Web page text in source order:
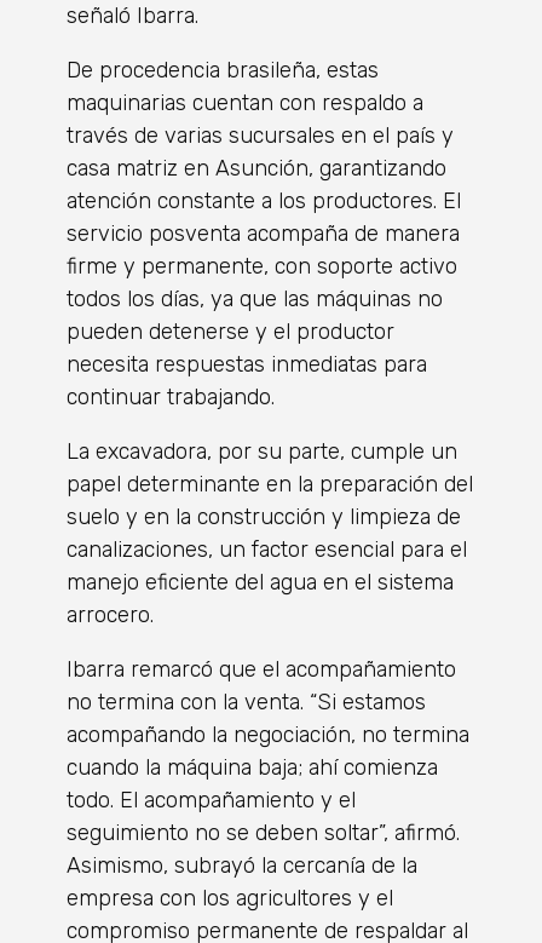
señaló Ibarra.
De procedencia brasileña, estas
maquinarias cuentan con respaldo a
través de varias sucursales en el país y
casa matriz en Asunción, garantizando
atención constante a los productores. El
servicio posventa acompaña de manera
firme y permanente, con soporte activo
todos los días, ya que las máquinas no
pueden detenerse y el productor
necesita respuestas inmediatas para
continuar trabajando.
La excavadora, por su parte, cumple un
papel determinante en la preparación del
suelo y en la construcción y limpieza de
canalizaciones, un factor esencial para el
manejo eficiente del agua en el sistema
arrocero.
Ibarra remarcó que el acompañamiento
no termina con la venta. “Si estamos
acompañando la negociación, no termina
cuando la máquina baja; ahí comienza
todo. El acompañamiento y el
seguimiento no se deben soltar”, afirmó.
Asimismo, subrayó la cercanía de la
empresa con los agricultores y el
compromiso permanente de respaldar al